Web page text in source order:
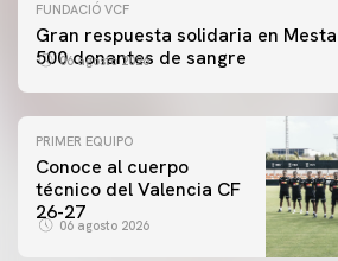
FUNDACIÓ VCF
Gran respuesta solidaria en
500 donantes de sangre
06 agosto 2026
PRIMER EQUIPO
Conoce al cuerpo
técnico del Valencia CF
26-27
06 agosto 2026